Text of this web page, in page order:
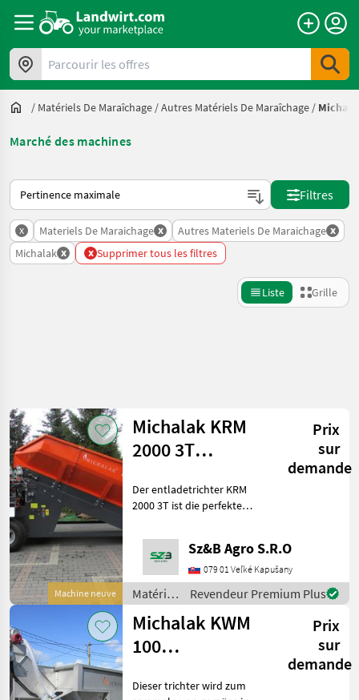
Parcourir les offres
/ Matériels De Maraîchage /Autres Matériels De Maraîchage /
Marché des machines
Voici comment les annonces sont triées sur Landwirt.com
Filtres
x Materiels De Maraichage x Autres Materiels De Maraichage x
Michalak x x Supprimer tous les filtres
Liste Grille
Catégorie 4 Pays Filtres
CHEMIN
ACTUEL
matériel
agricole
Materiels De
Maraichage
Autres
Materiels De
CHOISIR
UNE
CATÉGORIE
Réinitialiser
8
résultats
Machine neuve
Michalak KRM
2000 3T
Trichter
Prix
sur
demande
Der entladetrichter KRM
2000 3T ist die perfekte
kompakten trichter mit
hoher kapazität benötigen.
es ist hauptsächlich für
große betriebe
Sz&B Agro S.R.O
079 01 Veľké Kapušany
Matériels
de
maraîchage
/
Michalak
Revendeur Premium Plus
Michalak KWM
100
Prix
sur
demande
Dieser trichter wird zum